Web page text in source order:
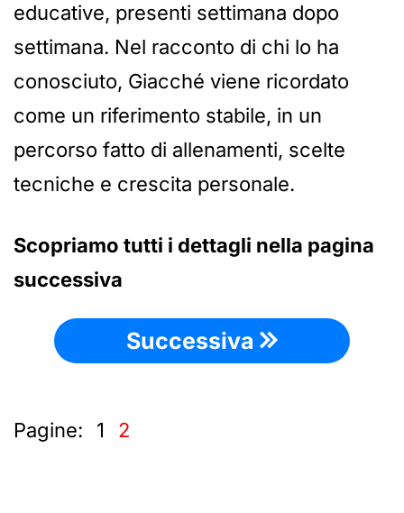
educative, presenti settimana dopo
settimana. Nel racconto di chi lo ha
conosciuto, Giacché viene ricordato
come un riferimento stabile, in un
percorso fatto di allenamenti, scelte
tecniche e crescita personale.
Scopriamo tutti i dettagli nella pagina
successiva
Successiva
Pagine: 1 2